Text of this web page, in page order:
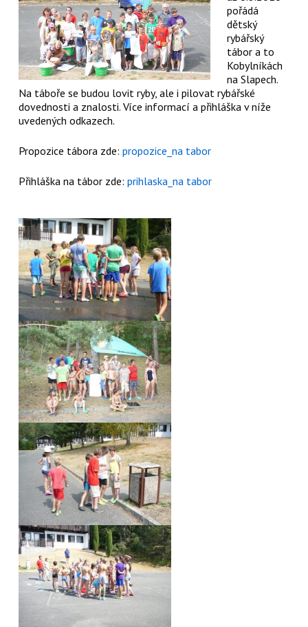
pořádá
dětský
rybářský
tábor a to
Kobylníkách
na Slapech.
Na táboře se budou lovit ryby, ale i pilovat rybářské
dovednosti a znalosti. Více informací a přihláška v níže
uvedených odkazech.
Propozice tábora zde: propozice_na tabor
Přihláška na tábor zde: prihlaska_na tabor